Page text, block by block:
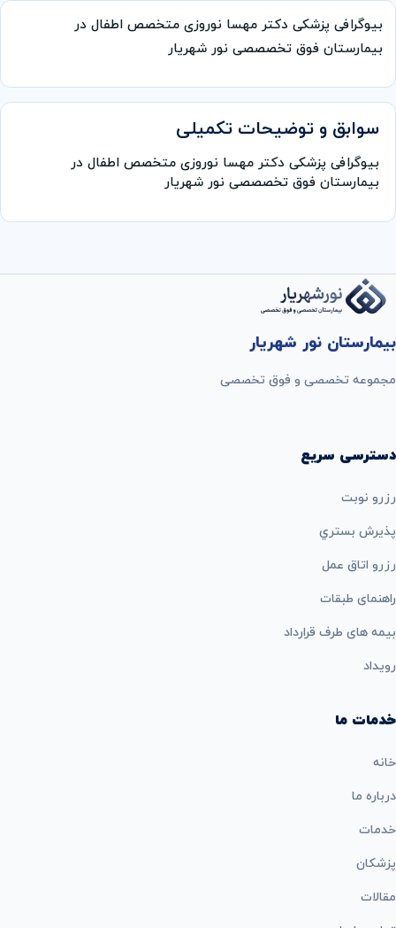
بیوگرافی پزشکی دکتر مهسا نوروزی متخصص اطفال در
بیمارستان فوق تخصصصی نور شهریار
سوابق و توضیحات تکمیلی
بیوگرافی پزشکی دکتر مهسا نوروزی متخصص اطفال در
بیمارستان فوق تخصصصی نور شهریار
بیمارستان نور شهریار
مجموعه تخصصی و فوق تخصصی
دسترسی سریع
رزرو نوبت
پذيرش بستري
رزرو اتاق عمل
راهنمای طبقات
بيمه های طرف قرارداد
رویداد
خدمات ما
خانه
درباره ما
خدمات
پزشکان
مقالات